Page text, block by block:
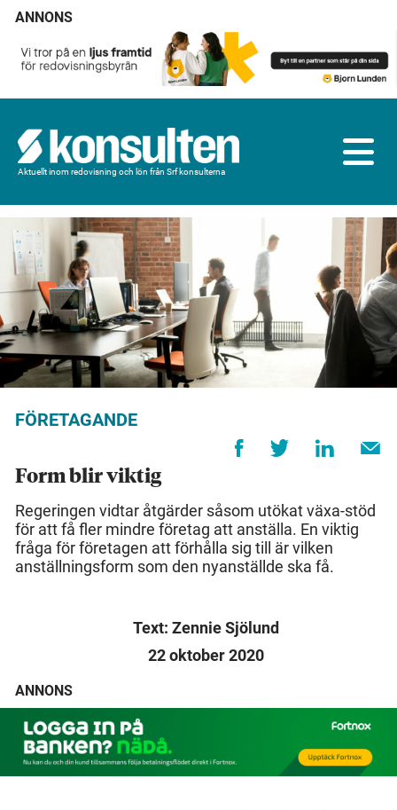
ANNONS
Aktuellt inom redovisning och lön från Srf konsulterna
FÖRETAGANDE
Form blir viktig
Regeringen vidtar åtgärder såsom utökat växa-stöd
för att få fler mindre företag att anställa. En viktig
fråga för företagen att förhålla sig till är vilken
anställningsform som den nyanställde ska få.
Text: Zennie Sjölund
22 oktober 2020
ANNONS